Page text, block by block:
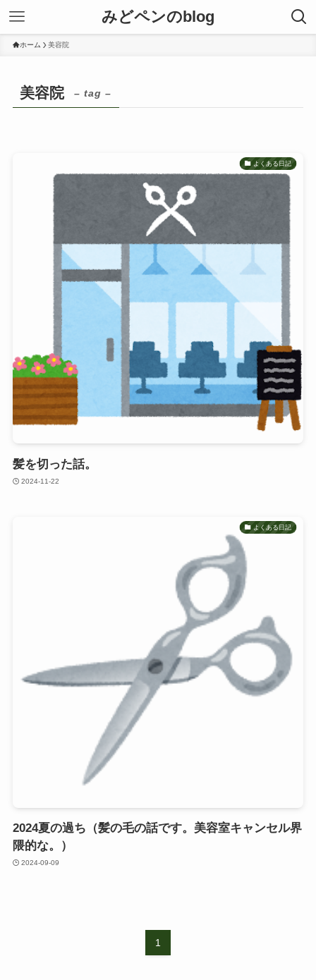
みどペンのblog
ホーム 美容院
美容院 – tag –
よくある日記
髪を切った話。
2024-11-22
よくある日記
2024夏の過ち（髪の毛の話です。美容室キャンセル界
隈的な。）
2024-09-09
1